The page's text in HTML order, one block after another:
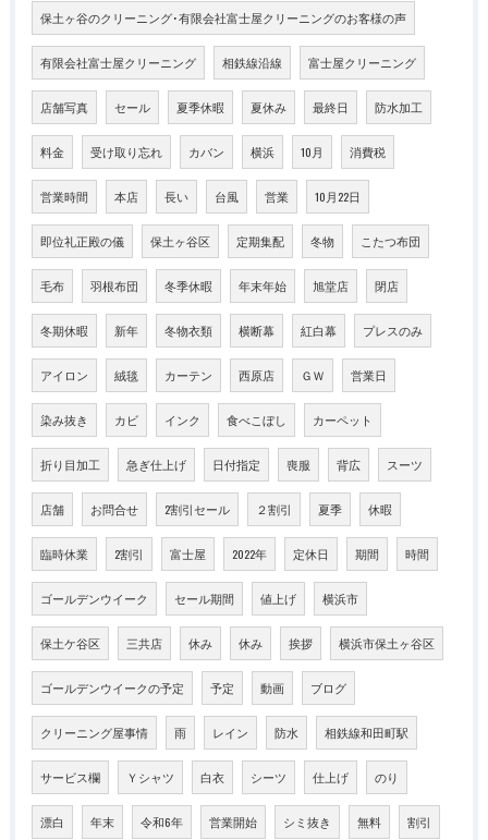
保土ヶ谷のクリーニング･有限会社富士屋クリーニングのお客様の声
有限会社富士屋クリーニング 相鉄線沿線 富士屋クリーニング
店舗写真 セール 夏季休暇 夏休み 最終日 防水加工
料金 受け取り忘れ カバン 横浜 10月 消費税
営業時間 本店 長い 台風 営業 10月22日
即位礼正殿の儀 保土ヶ谷区 定期集配 冬物 こたつ布団
毛布 羽根布団 冬季休暇 年末年始 旭堂店 閉店
冬期休暇 新年 冬物衣類 横断幕 紅白幕 プレスのみ
アイロン 絨毯 カーテン 西原店 ＧＷ 営業日
染み抜き カビ インク 食べこぼし カーペット
折り目加工 急ぎ仕上げ 日付指定 喪服 背広 スーツ
店舗 お問合せ 2割引セール ２割引 夏季 休暇
臨時休業 2割引 富士屋 2022年 定休日 期間 時間
ゴールデンウイーク セール期間 値上げ 横浜市
保土ケ谷区 三共店 休み 休み 挨拶 横浜市保土ヶ谷区
ゴールデンウイークの予定 予定 動画 ブログ
クリーニング屋事情 雨 レイン 防水 相鉄線和田町駅
サービス欄 Ｙシャツ 白衣 シーツ 仕上げ のり
漂白 年末 令和6年 営業開始 シミ抜き 無料 割引